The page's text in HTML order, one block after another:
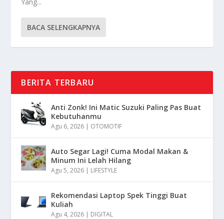
BACA SELENGKAPNYA
BERITA TERBARU
Anti Zonk! Ini Matic Suzuki Paling Pas Buat
Kebutuhanmu
Agu 6, 2026 | OTOMOTIF
Auto Segar Lagi! Cuma Modal Makan &
Minum Ini Lelah Hilang
Agu 5, 2026 | LIFESTYLE
Rekomendasi Laptop Spek Tinggi Buat
Kuliah
Agu 4, 2026 | DIGITAL